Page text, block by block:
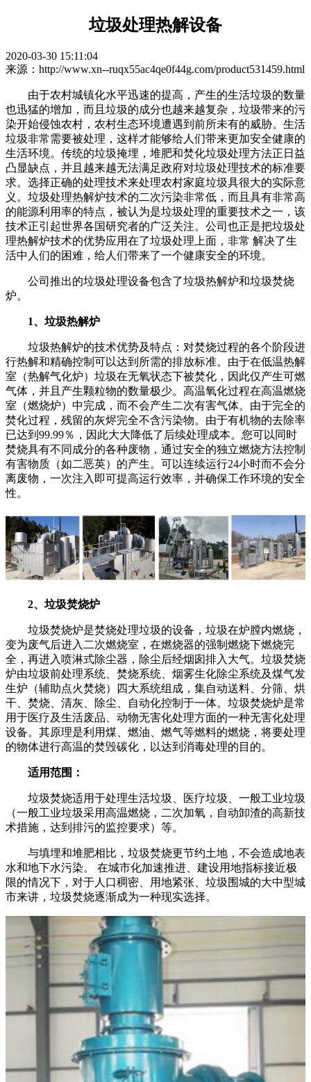
垃圾处理热解设备
2020-03-30 15:11:04
来源：http://www.xn--ruqx55ac4qe0f44g.com/product531459.html
由于农村城镇化水平迅速的提高，产生的生活垃圾的数量
也迅猛的增加，而且垃圾的成分也越来越复杂，垃圾带来的污
染开始侵蚀农村，农村生态环境遭遇到前所未有的威胁。生活
垃圾非常需要被处理，这样才能够给人们带来更加安全健康的
生活环境。传统的垃圾掩埋，堆肥和焚化垃圾处理方法正日益
凸显缺点，并且越来越无法满足政府对垃圾处理技术的标准要
求。选择正确的处理技术来处理农村家庭垃圾具很大的实际意
义。垃圾处理热解炉技术的二次污染非常低，而且具有非常高
的能源利用率的特点，被认为是垃圾处理的重要技术之一，该
技术正引起世界各国研究者的广泛关注。公司也正是把垃圾处
理热解炉技术的优势应用在了垃圾处理上面，非常 解决了生
活中人们的困难，给人们带来了一个健康安全的环境。
公司推出的垃圾处理设备包含了垃圾热解炉和垃圾焚烧
炉。
1、垃圾热解炉
垃圾热解炉的技术优势及特点：对焚烧过程的各个阶段进
行热解和精确控制可以达到所需的排放标准。由于在低温热解
室（热解气化炉）垃圾在无氧状态下被焚化，因此仅产生可燃
气体，并且产生颗粒物的数量极少。高温氧化过程在高温燃烧
室（燃烧炉）中完成，而不会产生二次有害气体。由于完全的
焚化过程，残留的灰烬完全不含污染物。由于有机物的去除率
已达到99.99％，因此大大降低了后续处理成本。您可以同时
焚烧具有不同成分的各种废物，通过安全的独立燃烧方法控制
有害物质（如二恶英）的产生。可以连续运行24小时而不会分
离废物，一次注入即可提高运行效率，并确保工作环境的安全
性。
2、垃圾焚烧炉
垃圾焚烧炉是焚烧处理垃圾的设备，垃圾在炉膛内燃烧，
变为废气后进入二次燃烧室，在燃烧器的强制燃烧下燃烧完
全，再进入喷淋式除尘器，除尘后经烟囱排入大气。垃圾焚烧
炉由垃圾前处理系统、焚烧系统、烟雾生化除尘系统及煤气发
生炉（辅助点火焚烧）四大系统组成，集自动送料、分筛、烘
干、焚烧、清灰、除尘、自动化控制于一体。垃圾焚烧炉是常
用于医疗及生活废品、动物无害化处理方面的一种无害化处理
设备。其原理是利用煤、燃油、燃气等燃料的燃烧，将要处理
的物体进行高温的焚毁碳化，以达到消毒处理的目的。
适用范围：
垃圾焚烧适用于处理生活垃圾、医疗垃圾、一般工业垃圾
（一般工业垃圾采用高温燃烧，二次加氧，自动卸渣的高新技
术措施，达到排污的监控要求）等。
与填埋和堆肥相比，垃圾焚烧更节约土地，不会造成地表
水和地下水污染。 在城市化加速推进、建设用地指标接近极
限的情况下，对于人口稠密、用地紧张、垃圾围城的大中型城
市来讲，垃圾焚烧逐渐成为一种现实选择。